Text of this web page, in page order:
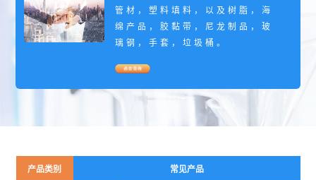
管材，塑料填料，以及树脂，海
绵产品，胶黏带，尼龙制品，玻
璃钢，手套，垃圾桶。
产品类别 常见产品